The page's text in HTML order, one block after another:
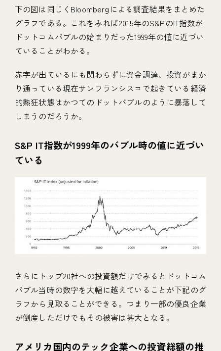
下の図は同じくBloombergによる調査結果をまとめた
グラフである。これをみれば2015年のS&PのIT指数が
ドットコムバブルの始まりだった1999年の値に近づい
ていることがわかる。
赤字が出ているにも関わらずに資金調達、投資がまか
り通っている現在サンフランシスコで起きている経済
的熱狂状態はかつてのドットバブルのように暴落して
しまうのだろうか。
S&P IT指数が1999年のバブル時の値に近づい
ている
さらにトップ20社への投資額だけでみるとドットコム
バブル当時の数字を大幅に越えていることが下記のグ
ラフから見取ることができる。つまり一部の優良企業
が倒産しただけでもその被害は甚大となる。
アメリカ国内のテック企業への投資総額の推